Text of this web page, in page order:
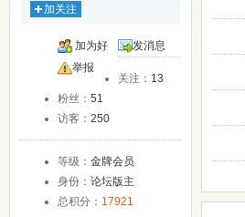
加关注
加为好
友
发消息
举报
关注： 13
粉丝： 51
访客： 250
等级： 金牌会员
身份： 论坛版主
总积分： 17921